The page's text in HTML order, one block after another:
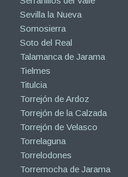
Sevilla la Nueva
Somosierra
Soto del Real
Talamanca de Jarama
Tielmes
Titulcia
Torrejón de Ardoz
Torrejón de la Calzada
Torrejón de Velasco
Torrelaguna
Torrelodones
Torremocha de Jarama